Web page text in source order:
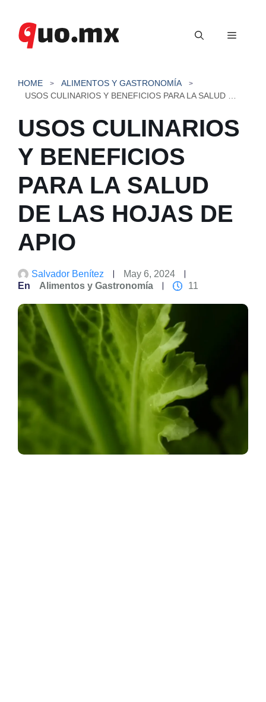
contenido
Menú
HOME
ALIMENTOS Y GASTRONOMÍA
USOS CULINARIOS
Y BENEFICIOS
PARA LA SALUD
DE LAS HOJAS DE
APIO
Salvador Benítez
May 6, 2024
En
Alimentos y Gastronomía 11